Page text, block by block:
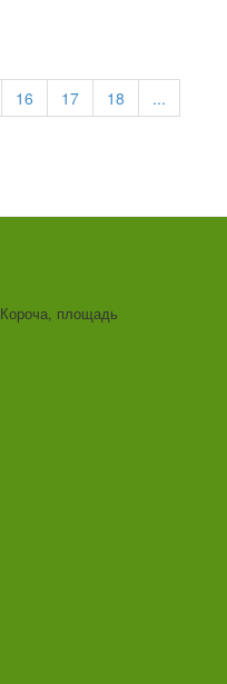
16 17 18
...
площадь